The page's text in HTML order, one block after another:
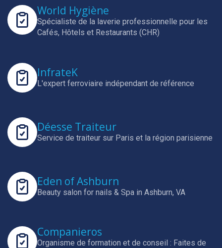
World Hygiène
Spécialiste de la laverie professionnelle pour les
Cafés, Hôtels et Restaurants (CHR)
InfrateK
L'expert ferroviaire indépendant de référence
Déesse Traiteur
Service de traiteur sur Paris et la région parisienne
Eden of Ashburn
Beauty salon for nails & Spa in Ashburn, VA
Companieros
Organisme de formation et de conseil : Faites de